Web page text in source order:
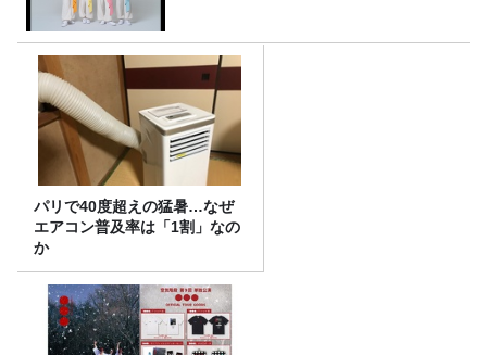
パリで40度超えの猛暑…なぜ
エアコン普及率は「1割」なの
か